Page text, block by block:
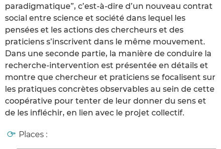
paradigmatique”, c’est-à-dire d’un nouveau contrat
social entre science et société dans lequel les
pensées et les actions des chercheurs et des
praticiens s’inscrivent dans le même mouvement.
Dans une seconde partie, la manière de conduire la
recherche-intervention est présentée en détails et
montre que chercheur et praticiens se focalisent sur
les pratiques concrètes observables au sein de cette
coopérative pour tenter de leur donner du sens et
de les infléchir, en lien avec le projet collectif.
Places :